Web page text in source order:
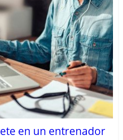
en un entrenador